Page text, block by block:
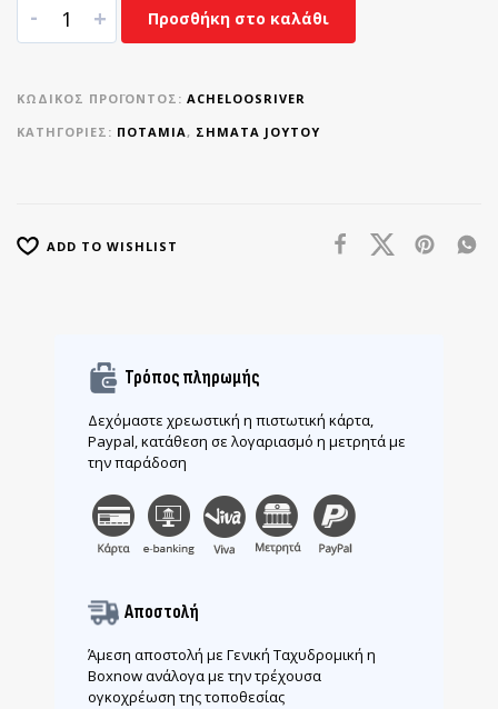
- + Προσθήκη στο καλάθι
ΚΩΔΙΚΌΣ ΠΡΟΪΌΝΤΟΣ: ACHELOOSRIVER
ΚΑΤΗΓΟΡΊΕΣ: ΠΟΤΆΜΙΑ, ΣΉΜΑΤΑ JOYTOY
ADD TO WISHLIST
Τρόπος πληρωμής
Δεχόμαστε χρεωστική η πιστωτική κάρτα,
Paypal, κατάθεση σε λογαριασμό η μετρητά με
την παράδοση
Αποστολή
Άμεση αποστολή με Γενική Ταχυδρομική η
Boxnow ανάλογα με την τρέχουσα
ογκοχρέωση της τοποθεσίας